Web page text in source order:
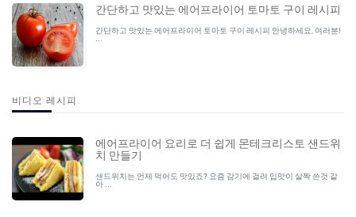
간단하고 맛있는 에어프라이어 토마토 구이 레시피
간단하고 맛있는 에어프라이어 토마토 구이 레시피 안녕하세요, 여러분!
비디오 레시피
에어프라이어 요리로 더 쉽게 몬테크리스토 샌드위
치 만들기
샌드위치는 언제 먹어도 맛있죠? 요즘 감기에 걸려 입맛이 살짝 쓴것 같
아 ...